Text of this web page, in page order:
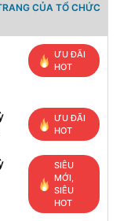
CỦA TỔ CHỨC
ƯU ĐÃI
HOT
ƯU ĐÃI
HOT
SIÊU
MỚI,
SIÊU
HOT